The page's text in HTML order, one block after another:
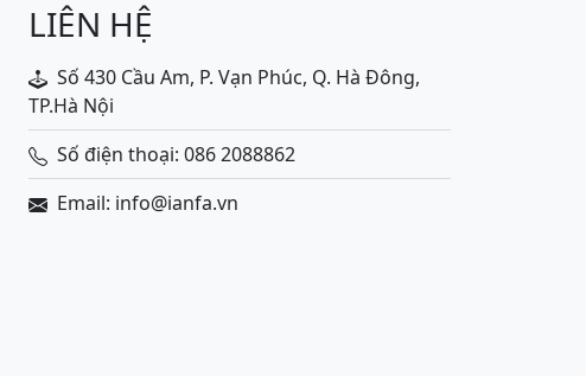
LIÊN HỆ
Số 430 Cầu Am, P. Vạn Phúc, Q. Hà Đông,
TP.Hà Nội
Số điện thoại: 086 2088862
Email: info@ianfa.vn